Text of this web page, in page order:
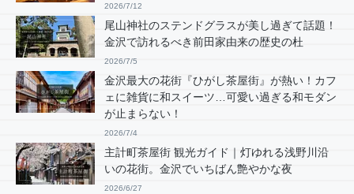
2026/7/12
尾山神社のステンドグラスが美し過ぎて話題！
金沢で訪れるべき前田家由来の歴史の杜
2026/7/5
金沢最大の花街『ひがし茶屋街』が熱い！カフ
ェに雑貨に和スイーツ…可愛い過ぎる和モダン
が止まらない！
2026/7/4
主計町茶屋街 観光ガイド｜灯ゆれる浅野川沿
いの花街。金沢でいちばん艶やかな夜
2026/6/27